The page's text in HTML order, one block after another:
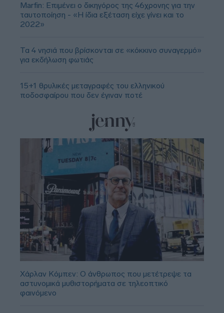
Marfin: Επιμένει ο δικηγόρος της 46χρονης για την
ταυτοποίηση - «Η ίδια εξέταση είχε γίνει και το
2022»
Τα 4 νησιά που βρίσκονται σε «κόκκινο συναγερμό»
για εκδήλωση φωτιάς
15+1 θρυλικές μεταγραφές του ελληνικού
ποδοσφαίρου που δεν έγιναν ποτέ
Χάρλαν Κόμπεν: Ο άνθρωπος που μετέτρεψε τα
αστυνομικά μυθιστορήματα σε τηλεοπτικό
φαινόμενο